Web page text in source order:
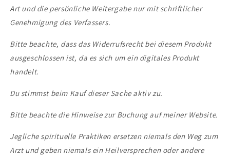
Art und die persönliche Weitergabe nur mit schriftlicher
Genehmigung des Verfassers.
Bitte beachte, dass das Widerrufsrecht bei diesem Produkt
ausgeschlossen ist, da es sich um ein digitales Produkt
handelt.
Du stimmst beim Kauf dieser Sache aktiv zu.
Bitte beachte die Hinweise zur Buchung auf meiner Website.
Jegliche spirituelle Praktiken ersetzen niemals den Weg zum
Arzt und geben niemals ein Heilversprechen oder andere